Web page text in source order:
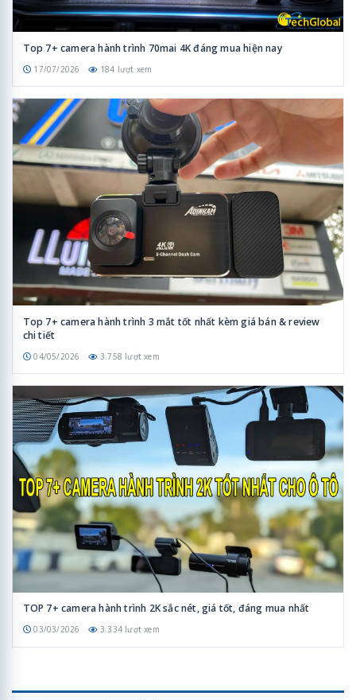
Top 7+ camera hành trình 70mai 4K đáng mua hiện nay
17/07/2026 184 lượt xem
Top 7+ camera hành trình 3 mắt tốt nhất kèm giá bán & review
chi tiết
04/05/2026 3.758 lượt xem
TOP 7+ camera hành trình 2K sắc nét, giá tốt, đáng mua nhất
03/03/2026 3.334 lượt xem